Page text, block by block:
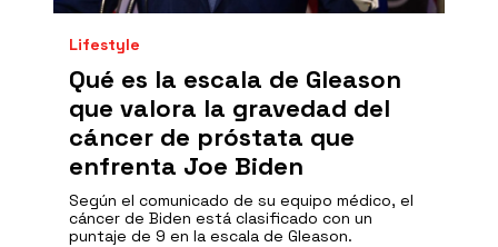
Lifestyle
Qué es la escala de Gleason
que valora la gravedad del
cáncer de próstata que
enfrenta Joe Biden
Según el comunicado de su equipo médico, el
cáncer de Biden está clasificado con un
puntaje de 9 en la escala de Gleason.